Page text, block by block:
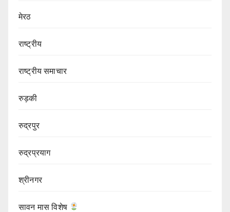
मेरठ
राष्ट्रीय
राष्ट्रीय समाचार
रुड़की
रुद्रपुर
रुद्रप्रयाग
श्रीनगर
सावन मास विशेष